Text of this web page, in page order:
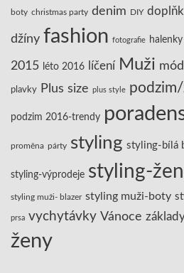
boty christmas party denim DIY
džíny fashion fotografie halenky
2015 léto 2016 líčení Muži
plavky Plus size plus style
podzim 2016-trendy
proměna párty styling styling-bílá
styling-výprodeje styling-
styling muži- blazer styling muži-boty
prsa vychytávky Vánoce
ženy